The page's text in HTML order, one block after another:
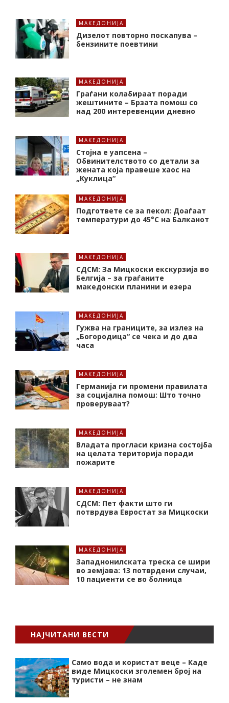
МАКЕДОНИЈА
Дизелот повторно поскапува –
бензините поевтини
МАКЕДОНИЈА
Граѓани колабираат поради
жештините – Брзата помош со
над 200 интеревенции дневно
МАКЕДОНИЈА
Стојна е уапсена –
Обвинителството со детали за
жената која правеше хаос на
„Куклица“
МАКЕДОНИЈА
Подгответе се за пекол: Доаѓаат
температури до 45°C на Балканот
МАКЕДОНИЈА
СДСМ: За Мицкоски екскурзија во
Белгија – за граѓаните
македонски планини и езера
МАКЕДОНИЈА
Гужва на границите, за излез на
„Богородица“ се чека и до два
часа
МАКЕДОНИЈА
Германија ги промени правилата
за социјална помош: Што точно
проверуваат?
МАКЕДОНИЈА
Владата прогласи кризна состојба
на целата територија поради
пожарите
МАКЕДОНИЈА
СДСМ: Пет факти што ги
потврдува Евростат за Мицкоски
МАКЕДОНИЈА
Западнонилската треска се шири
во земјава: 13 потврдени случаи,
10 пациенти се во болница
НАЈЧИТАНИ ВЕСТИ
Само вода и користат веце – Каде
виде Мицкоски зголемен број на
туристи – не знам